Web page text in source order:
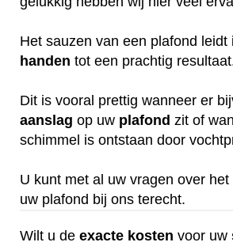
Het sauzen van een plafond leidt
handen tot een prachtig
Dit is vooral prettig wanneer er
aanslag op uw plafond zit of
schimmel is ontstaan door
U kunt met al uw vragen over
uw plafond bij ons terecht.
Wilt u de exacte kosten voor uw